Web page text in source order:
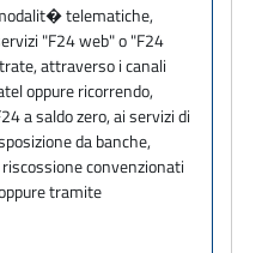
telematiche,
"F24 web" o "F24
attraverso i canali
oppure ricorrendo,
a saldo zero, ai servizi di
da banche,
convenzionati
tramite